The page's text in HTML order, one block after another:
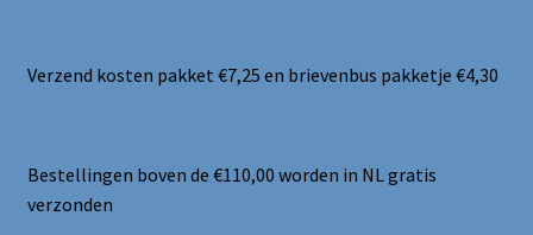
Verzend kosten pakket €7,25 en brievenbus pakketje €4,30
Bestellingen boven de €110,00 worden in NL gratis
verzonden